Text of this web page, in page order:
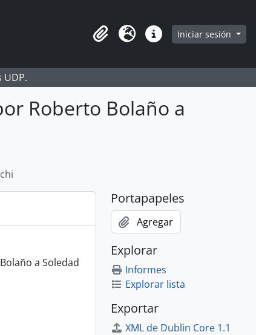
Portapapeles
Idioma Enlaces rápidos
Iniciar sesión
Roberto Bolaño a
a Soledad
Portapapeles
Agregar
Explorar
Informes
Explorar lista
Exportar
XML de Dublin Core 1.1